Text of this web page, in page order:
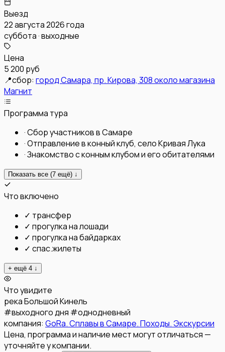
Выезд
22 августа 2026 года
суббота · выходные
Цена
5 200 руб
📍сбор: город Самара, пр. Кирова, 308 около магазина
Магнит
Программа тура
·Сбор участников в Самаре
·Отправление в конный клуб, село Кривая Лука
·Знакомство с конным клубом и его обитателями
Показать все (7 ещё) ↓
Что включено
✓ трансфер
✓ прогулка на лошади
✓ прогулка на байдарках
✓ спас.жилеты
+ ещё 4 ↓
Что увидите
река Большой Кинель
#выходного дня #однодневный
компания: GoRa. Сплавы в Самаре. Походы. Экскурсии
Цена, программа и наличие мест могут отличаться —
уточняйте у компании.